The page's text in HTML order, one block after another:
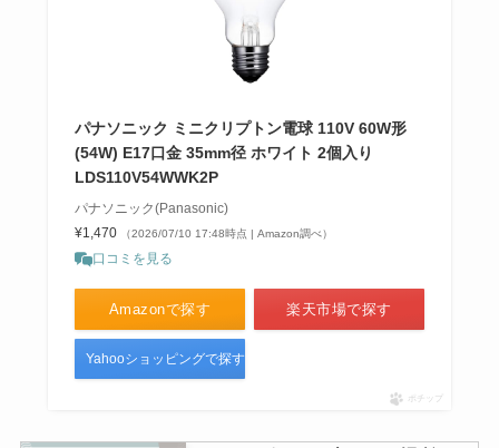
パナソニック ミニクリプトン電球 110V 60W形
(54W) E17口金 35mm径 ホワイト 2個入り
LDS110V54WWK2P
パナソニック(Panasonic)
¥1,470
（2026/07/10 17:48時点 | Amazon調べ）
口コミを見る
Amazonで探す 楽天市場で探す
Yahooショッピングで探す
ポチップ